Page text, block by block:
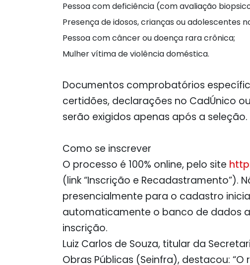
Pessoa com deficiência (com avaliação
Presença de idosos, crianças ou adolescentes
Pessoa com câncer ou doença rara crônica;
Mulher vítima de violência doméstica.
Documentos comprobatórios
certidões, declarações no CadÚnico
serão exigidos apenas após a seleção.
Como se inscrever
O processo é 100% online, pelo site
(link “Inscrição e Recadastramento”).
presencialmente para o cadastro
automaticamente o banco de dados
inscrição.
Luiz Carlos de Souza, titular da
Obras Públicas (Seinfra), destacou: